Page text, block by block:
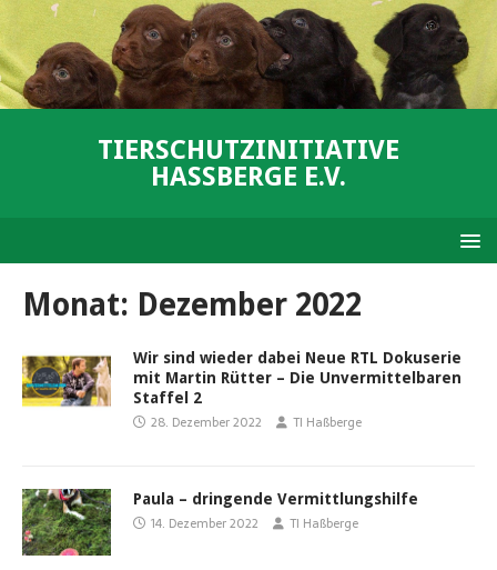
TIERSCHUTZINITIATIVE
HASSBERGE E.V.
Monat: Dezember 2022
Wir sind wieder dabei Neue RTL Dokuserie
mit Martin Rütter – Die Unvermittelbaren
Staffel 2
28. Dezember 2022 TI Haßberge
Paula – dringende Vermittlungshilfe
14. Dezember 2022 TI Haßberge